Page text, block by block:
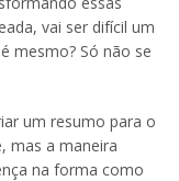
vai ser difícil um
mesmo? Só não se
um resumo para o
mas a maneira
na forma como